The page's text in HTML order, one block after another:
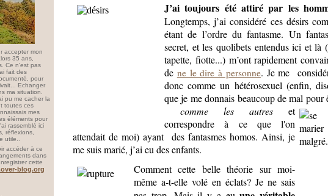
accepter mon
35 ans,
Ce n'est pas
fait des
pour
Echanger
ma situation.
pu me cacher la
toutes ces
mes
éléments pour
rassemblé ici
réflexions,
utile..
accéder à ce
dans
cette
blog.org
J’ai toujours été attiré par les
Longtemps, j’ai considéré ces désirs
étant de l’ordre du fantasme. Un
secret, et les quolibets entendus ici et là
tapette, fiotte...) m’ont rapidement
de ne le dire à personne. Je me
donc comme un hétérosexuel (enfin,
que je me donnais beaucoup de mal pour
comme les autres et
correspondre à ce que l'on
attendait de moi) ayant des fantasmes homos. Ainsi, je
me suis marié, j’ai eu des enfants.
Comment cette belle théorie sur moi-
même a-t-elle volé en éclats? Je ne sais